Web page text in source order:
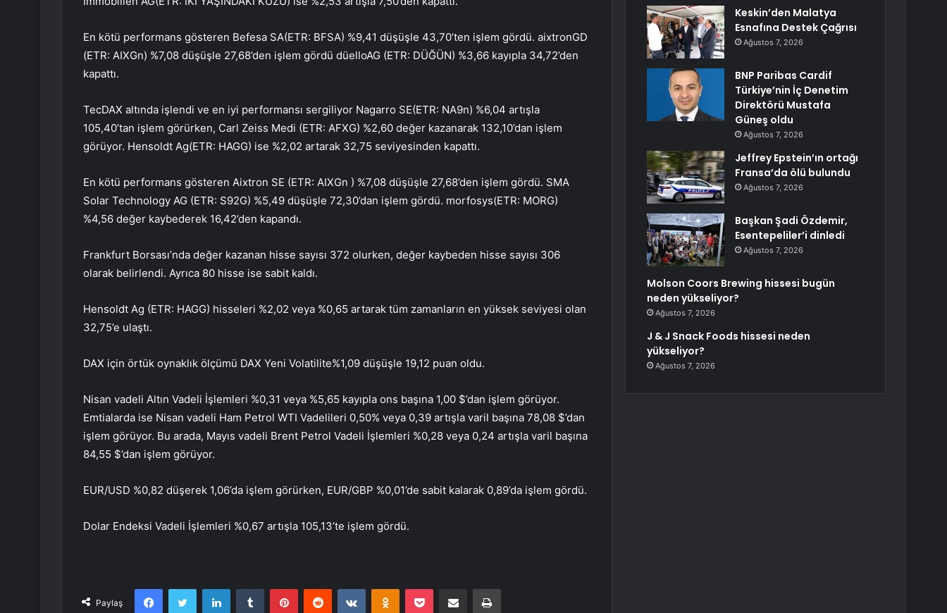
En kötü performans gösteren Befesa SA(ETR: BFSA) %9,41 düşüşle 43,70’ten işlem gördü. aixtronGD
(ETR: AIXGn) %7,08 düşüşle 27,68’den işlem gördü düelloAG (ETR: DÜĞÜN) %3,66 kayıpla 34,72’den
kapattı.
TecDAX altında işlendi ve en iyi performansı sergiliyor Nagarro SE(ETR: NA9n) %6,04 artışla
105,40’tan işlem görürken, Carl Zeiss Medi (ETR: AFXG) %2,60 değer kazanarak 132,10’dan işlem
görüyor. Hensoldt Ag(ETR: HAGG) ise %2,02 artarak 32,75 seviyesinden kapattı.
En kötü performans gösteren Aixtron SE (ETR: AIXGn ) %7,08 düşüşle 27,68’den işlem gördü. SMA
Solar Technology AG (ETR: S92G) %5,49 düşüşle 72,30’dan işlem gördü. morfosys(ETR: MORG)
%4,56 değer kaybederek 16,42’den kapandı.
Frankfurt Borsası’nda değer kazanan hisse sayısı 372 olurken, değer kaybeden hisse sayısı 306
olarak belirlendi. Ayrıca 80 hisse ise sabit kaldı.
Hensoldt Ag (ETR: HAGG) hisseleri %2,02 veya %0,65 artarak tüm zamanların en yüksek seviyesi olan
32,75’e ulaştı.
DAX için örtük oynaklık ölçümü DAX Yeni Volatilite%1,09 düşüşle 19,12 puan oldu.
Nisan vadeli Altın Vadeli İşlemleri %0,31 veya %5,65 kayıpla ons başına 1,00 $’dan işlem görüyor.
Emtialarda ise Nisan vadeli Ham Petrol WTI Vadelileri 0,50% veya 0,39 artışla varil başına 78,08 $’dan
işlem görüyor. Bu arada, Mayıs vadeli Brent Petrol Vadeli İşlemleri %0,28 veya 0,24 artışla varil başına
84,55 $’dan işlem görüyor.
EUR/USD %0,82 düşerek 1,06’da işlem görürken, EUR/GBP %0,01’de sabit kalarak 0,89’da işlem gördü.
Dolar Endeksi Vadeli İşlemleri %0,67 artışla 105,13’te işlem gördü.
Paylaş
FacebookTwitter LinkedInTumblr PinterestReddit VKontakteOdnoklassniki
Pocket E-Posta ile paylaş Yazdır
Keskin’den Malatya
Esnafına Destek Çağrısı
Ağustos 7, 2026
BNP Paribas Cardif
Türkiye’nin İç Denetim
Direktörü Mustafa
Güneş oldu
Ağustos 7, 2026
Jeffrey Epstein’ın ortağı
Fransa’da ölü bulundu
Ağustos 7, 2026
Başkan Şadi Özdemir,
Esentepeliler’i dinledi
Ağustos 7, 2026
Molson Coors Brewing hissesi bugün
neden yükseliyor?
Ağustos 7, 2026
J & J Snack Foods hissesi neden
yükseliyor?
Ağustos 7, 2026